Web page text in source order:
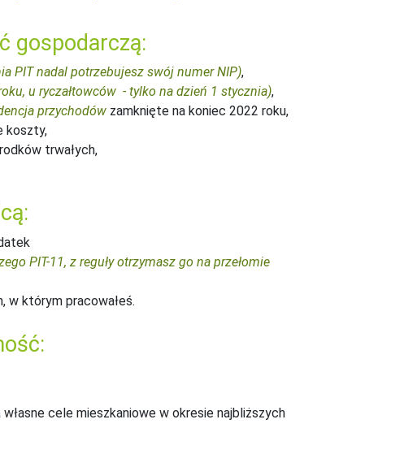
gospodarczą:
PIT nadal potrzebujesz swój numer NIP),
u ryczałtowców - tylko na dzień 1 stycznia),
przychodów zamknięte na koniec 2022 roku,
koszty,
trwałych,
PIT-11, z reguły otrzymasz go na przełomie
w którym pracowałeś.
cele mieszkaniowe w okresie najbliższych